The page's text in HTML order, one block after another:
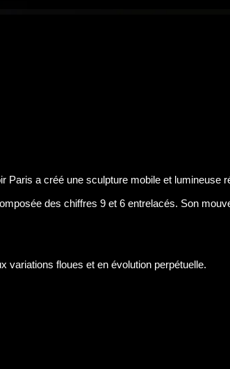
Paris a créé une sculpture mobile et lumineuse
des chiffres 9 et 6 entrelacés. Son
variations floues et en évolution perpétuelle.